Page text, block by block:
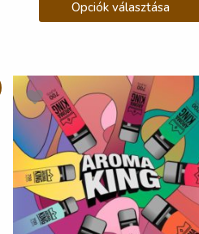
Opciók választása